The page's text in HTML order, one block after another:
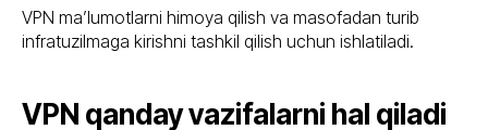
VPN ma’lumotlarni himoya qilish va masofadan turib
infratuzilmaga kirishni tashkil qilish uchun ishlatiladi.
VPN qanday vazifalarni hal qiladi